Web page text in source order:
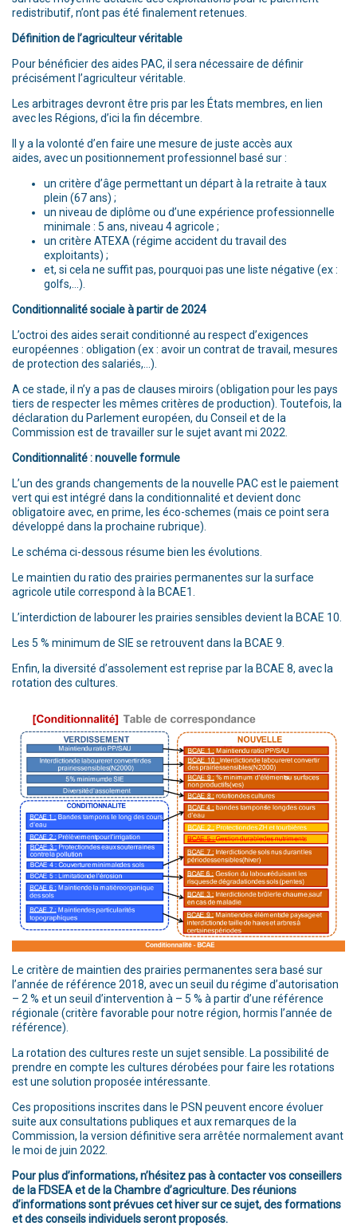
redistributif, n’ont pas été finalement retenues.
Définition de l’agriculteur véritable
Pour bénéficier des aides PAC, il sera nécessaire de définir
précisément l’agriculteur véritable.
Les arbitrages devront être pris par les États membres, en lien
avec les Régions, d’ici la fin décembre.
Il y a la volonté d’en faire une mesure de juste accès aux
aides, avec un positionnement professionnel basé sur :
un critère d’âge permettant un départ à la retraite à taux
plein (67 ans) ;
un niveau de diplôme ou d’une expérience professionnelle
minimale : 5 ans, niveau 4 agricole ;
un critère ATEXA (régime accident du travail des
exploitants) ;
et, si cela ne suffit pas, pourquoi pas une liste négative (ex :
golfs,…).
Conditionnalité sociale à partir de 2024
L’octroi des aides serait conditionné au respect d’exigences
européennes : obligation (ex : avoir un contrat de travail, mesures
de protection des salariés,…).
A ce stade, il n’y a pas de clauses miroirs (obligation pour les pays
tiers de respecter les mêmes critères de production). Toutefois, la
déclaration du Parlement européen, du Conseil et de la
Commission est de travailler sur le sujet avant mi 2022.
Conditionnalité : nouvelle formule
L’un des grands changements de la nouvelle PAC est le paiement
vert qui est intégré dans la conditionnalité et devient donc
obligatoire avec, en prime, les éco-schemes (mais ce point sera
développé dans la prochaine rubrique).
Le schéma ci-dessous résume bien les évolutions.
Le maintien du ratio des prairies permanentes sur la surface
agricole utile correspond à la BCAE1.
L’interdiction de labourer les prairies sensibles devient la BCAE 10.
Les 5 % minimum de SIE se retrouvent dans la BCAE 9.
Enfin, la diversité d’assolement est reprise par la BCAE 8, avec la
rotation des cultures.
Le critère de maintien des prairies permanentes sera basé sur
l’année de référence 2018, avec un seuil du régime d’autorisation
– 2 % et un seuil d’intervention à – 5 % à partir d’une référence
régionale (critère favorable pour notre région, hormis l’année de
référence).
La rotation des cultures reste un sujet sensible. La possibilité de
prendre en compte les cultures dérobées pour faire les rotations
est une solution proposée intéressante.
Ces propositions inscrites dans le PSN peuvent encore évoluer
suite aux consultations publiques et aux remarques de la
Commission, la version définitive sera arrêtée normalement avant
le moi de juin 2022.
Pour plus d’informations, n’hésitez pas à contacter vos conseillers
de la FDSEA et de la Chambre d’agriculture. Des réunions
d’informations sont prévues cet hiver sur ce sujet, des formations
et des conseils individuels seront proposés.